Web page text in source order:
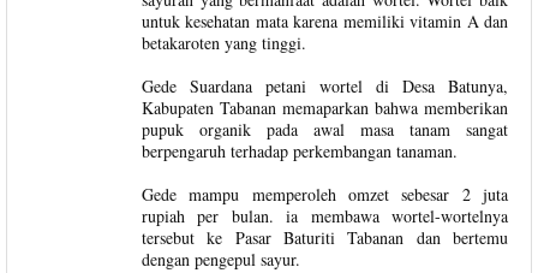
untuk kesehatan mata karena memiliki vitamin A dan
betakaroten yang tinggi.
Gede Suardana petani wortel di Desa Batunya,
Kabupaten Tabanan memaparkan bahwa memberikan
pupuk organik pada awal masa tanam sangat
berpengaruh terhadap perkembangan tanaman.
Gede mampu memperoleh omzet sebesar 2 juta
rupiah per bulan. ia membawa wortel-wortelnya
tersebut ke Pasar Baturiti Tabanan dan bertemu
dengan pengepul sayur.